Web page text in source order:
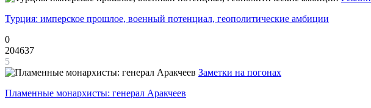
Турция: имперское прошлое, военный потенциал, геополитические амбиции
0
204637
5
Заметки на погонах
Пламенные монархисты: генерал Аракчеев